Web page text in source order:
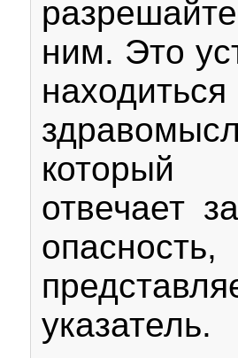
ним. Это
отвечает
указатель.